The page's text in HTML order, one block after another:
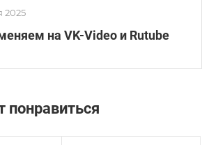
2025
на VK-Video и Rutube